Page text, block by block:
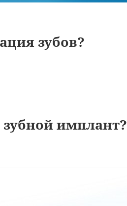
зубов?
имплант?